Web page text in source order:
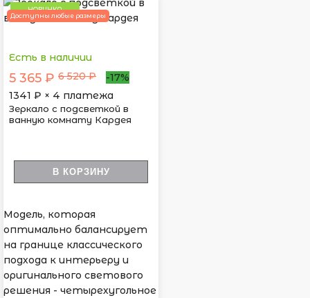
НОВИНКА
Доступны любые размеры
Есть в наличии
5 365 ₽ 6 520 ₽
-17%
1341 ₽ × 4 платежа
Зеркало с подсветкой в
ванную комнату Кардея
В КОРЗИНУ
Модель, которая
оптимально балансирует
на границе классического
подхода к интерьеру и
оригинального светового
решения - четырехугольное